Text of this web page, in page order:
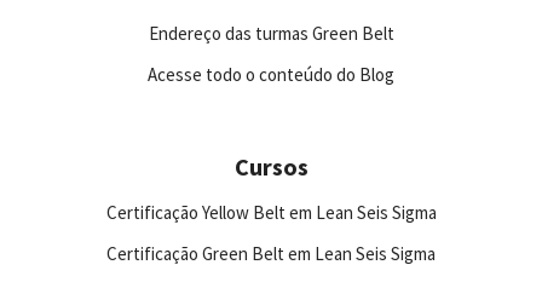
Endereço das turmas Green Belt
Acesse todo o conteúdo do Blog
Cursos
Certificação Yellow Belt em Lean Seis Sigma
Certificação Green Belt em Lean Seis Sigma